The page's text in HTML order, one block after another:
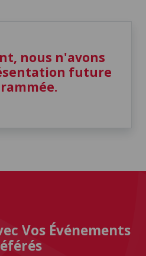
nous n'avons
future
Vos Événements